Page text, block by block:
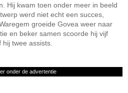
Hij kwam toen onder meer in beeld
werd niet echt een succes,
groeide Govea weer naar
en beker samen scoorde hij vijf
twee assists.
onder de advertentie